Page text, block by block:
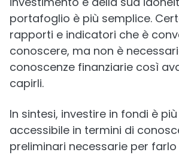
portafoglio è più semplice.
rapporti e indicatori che è
conoscere, ma non è
conoscenze finanziarie così
capirli.
In sintesi, investire in fondi è
accessibile in termini di
preliminari necessarie per